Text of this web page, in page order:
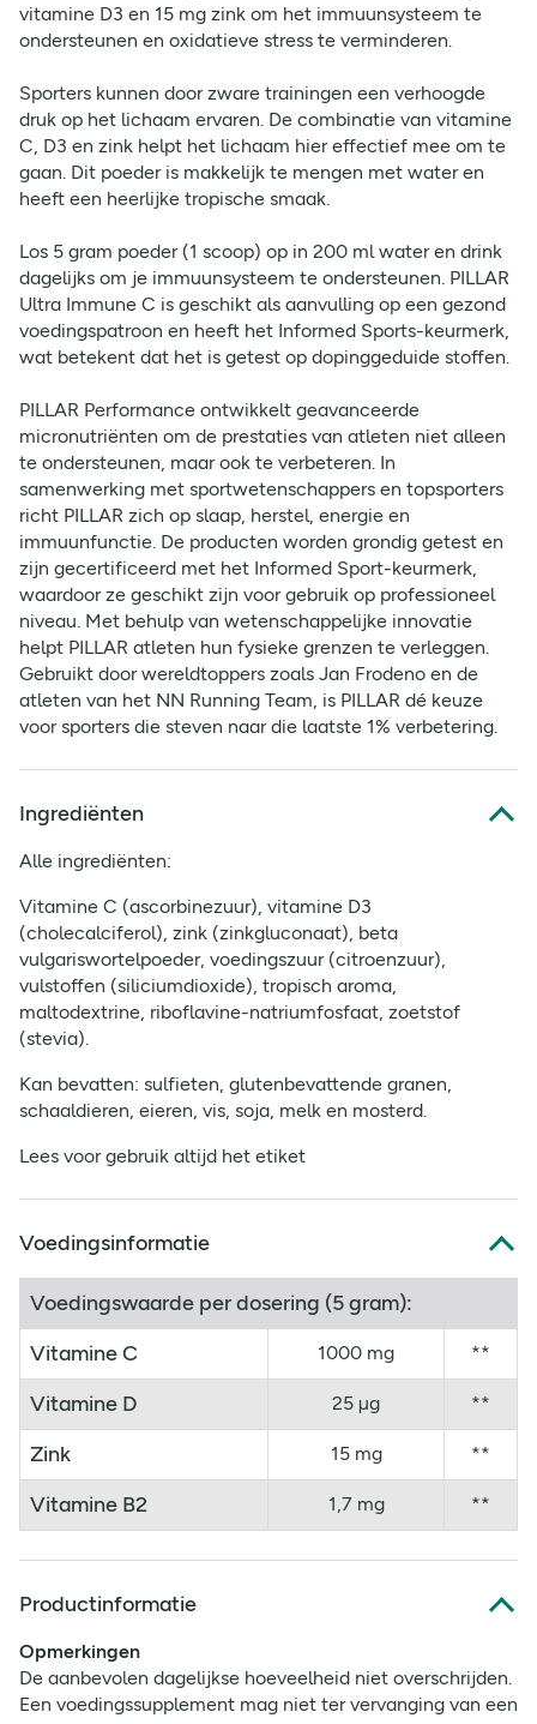
vitamine D3 en 15 mg zink om het immuunsysteem te
ondersteunen en oxidatieve stress te verminderen.
Sporters kunnen door zware trainingen een verhoogde
druk op het lichaam ervaren. De combinatie van vitamine
C, D3 en zink helpt het lichaam hier effectief mee om te
gaan. Dit poeder is makkelijk te mengen met water en
heeft een heerlijke tropische smaak.
Los 5 gram poeder (1 scoop) op in 200 ml water en drink
dagelijks om je immuunsysteem te ondersteunen. PILLAR
Ultra Immune C is geschikt als aanvulling op een gezond
voedingspatroon en heeft het Informed Sports-keurmerk,
wat betekent dat het is getest op dopinggeduide stoffen.
PILLAR Performance ontwikkelt geavanceerde
micronutriënten om de prestaties van atleten niet alleen
te ondersteunen, maar ook te verbeteren. In
samenwerking met sportwetenschappers en topsporters
richt PILLAR zich op slaap, herstel, energie en
immuunfunctie. De producten worden grondig getest en
zijn gecertificeerd met het Informed Sport-keurmerk,
waardoor ze geschikt zijn voor gebruik op professioneel
niveau. Met behulp van wetenschappelijke innovatie
helpt PILLAR atleten hun fysieke grenzen te verleggen.
Gebruikt door wereldtoppers zoals Jan Frodeno en de
atleten van het NN Running Team, is PILLAR dé keuze
voor sporters die steven naar die laatste 1% verbetering.
Ingrediënten
Alle ingrediënten:
Vitamine C (ascorbinezuur), vitamine D3
(cholecalciferol), zink (zinkgluconaat), beta
vulgariswortelpoeder, voedingszuur (citroenzuur),
vulstoffen (siliciumdioxide), tropisch aroma,
maltodextrine, riboflavine-natriumfosfaat, zoetstof
(stevia).
Kan bevatten: sulfieten, glutenbevattende granen,
schaaldieren, eieren, vis, soja, melk en mosterd.
Lees voor gebruik altijd het etiket
Voedingsinformatie
Voedingswaarde per dosering (5 gram):
Vitamine C
1000 mg **
Vitamine D 25 µg **
Zink 15 mg **
Vitamine B2 1,7 mg **
Productinformatie
Opmerkingen
De aanbevolen dagelijkse hoeveelheid niet overschrijden.
Een voedingssupplement mag niet ter vervanging van een